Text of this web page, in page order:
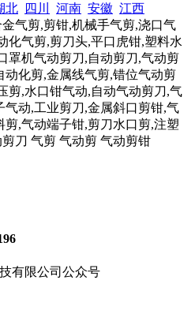
北 四川 河南 安徽 江西
气剪,剪钳,机械手气剪,浇口气
化气剪,剪刀头,平口虎钳,塑料水
罩机气动剪刀,自动剪刀,气动剪
动化剪,金属线气剪,错位气动剪
剪,水口钳气动,自动气动剪刀,气
动,工业剪刀,金属斜口剪钳,气
,气动端子钳,剪刀水口剪,注塑
刀 气剪 气动剪 气动剪钳